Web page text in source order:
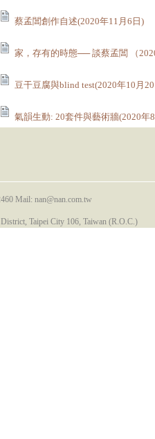
蔡孟閶創作自述(2020年11月6日)
家，存有的時態── 談蔡孟閶 （
豆干豆腐與blind test(2020年10月
氣韻生動: 20套件與藝術牆(2020年
Mail: nan@nan.com.tw
Taipei City 106, Taiwan (R.O.C.)